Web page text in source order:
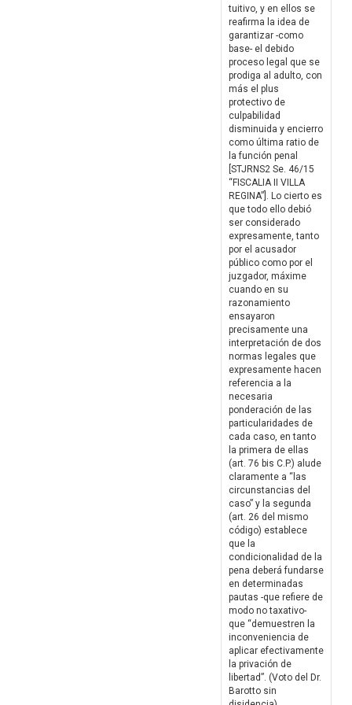
tuitivo, y en ellos se
reafirma la idea de
garantizar -como
base- el debido
proceso legal que se
prodiga al adulto, con
más el plus
protectivo de
culpabilidad
disminuida y encierro
como última ratio de
la función penal
[STJRNS2 Se. 46/15
“FISCALIA II VILLA
REGINA”]. Lo cierto es
que todo ello debió
ser considerado
expresamente, tanto
por el acusador
público como por el
juzgador, máxime
cuando en su
razonamiento
ensayaron
precisamente una
interpretación de dos
normas legales que
expresamente hacen
referencia a la
necesaria
ponderación de las
particularidades de
cada caso, en tanto
la primera de ellas
(art. 76 bis C.P.) alude
claramente a “las
circunstancias del
caso” y la segunda
(art. 26 del mismo
código) establece
que la
condicionalidad de la
pena deberá fundarse
en determinadas
pautas -que refiere de
modo no taxativo-
que “demuestren la
inconveniencia de
aplicar efectivamente
la privación de
libertad”. (Voto del Dr.
Barotto sin